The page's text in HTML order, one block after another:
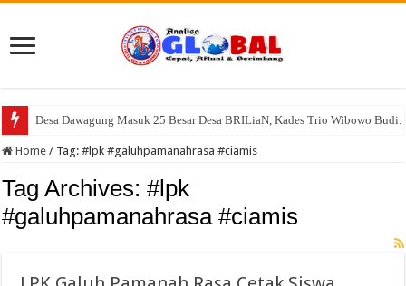
Desa Dawagung Masuk 25 Besar Desa BRILiaN, Kades Trio Wibowo
Home / Tag:#lpk #galuhpamanahrasa #ciamis
Tag Archives:#lpk
#galuhpamanahrasa #ciamis